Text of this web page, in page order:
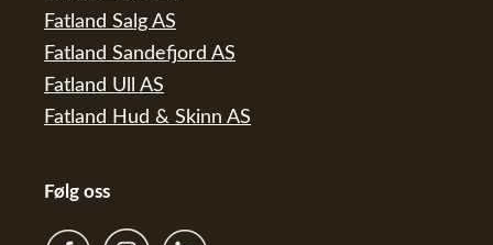
Fatland Salg AS
Fatland Sandefjord AS
Fatland Ull AS
Fatland Hud & Skinn AS
Følg oss